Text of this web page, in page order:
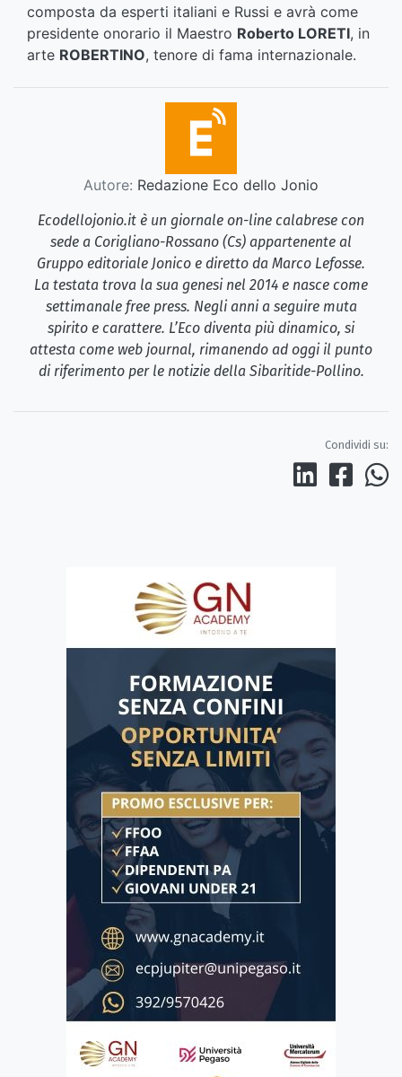
composta da esperti italiani e Russi e avrà come
presidente onorario il Maestro Roberto LORETI, in
arte ROBERTINO, tenore di fama internazionale.
Autore: Redazione Eco dello Jonio
Ecodellojonio.it è un giornale on-line calabrese con
sede a Corigliano-Rossano (Cs) appartenente al
Gruppo editoriale Jonico e diretto da Marco Lefosse.
La testata trova la sua genesi nel 2014 e nasce come
settimanale free press. Negli anni a seguire muta
spirito e carattere. L’Eco diventa più dinamico, si
attesta come web journal, rimanendo ad oggi il punto
di riferimento per le notizie della Sibaritide-Pollino.
Condividi su: